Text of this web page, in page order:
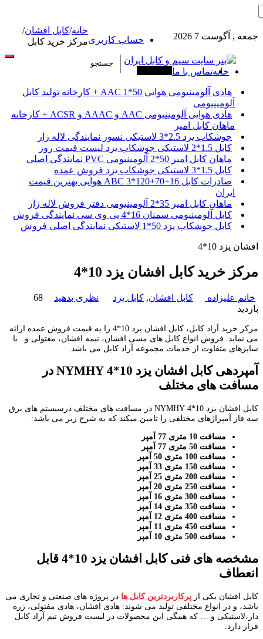
جمعه , آگوست 7 2026 حساب کاربری
خانهتماس با ما
هادی آلومینیومی هوایی 50*1 AAC + کارخانه تولید کابل
آلومینیومی
هادی هوایی آلومینیومی AAC و AAAC و ACSR + کارخانه
ماهان کابل امیر
جوشکاب یزد 2.5*3 لاستیکی نسوز نمایندگی لاله زار
کابل 1.5*2 لاستیکی جوشکاب یزد لیست قیمت روز
ماهان کابل امیر 50*2 آلومینیومی PVC نمایندگی اصلی
کابل 1.5*3 لاستیکی جوشکاب یزد فروش عمده
صادرات کابل 16+70+120*3 ABC هوایی بهترین قیمت
ایران
ماهان کابل امیر 35*2 آلومینیومی دفتر فروش لاله زار
کابل آلومینیومی سمنان 16*4 پی وی سی نمایندگی فروش
کابل جوشکاب یزد 50*1 لاستیکی نمایندگی اصلی فروش
خانه/کابل افشان/
مرکز خرید کابل
افشان یزد 10*4
مرکز خرید کابل افشان یزد 10*4
خانم علیزاده کابل افشان, کابل یزد نظری بدهید
68
بازدید
مرکز خرید آراد کابل، کابل افشان یزد 10*4 را به قیمت فروش عمده ارائه
می نماید. فروش انواع کابل های مسی افشان، نیمه افشان، مفتولی و.. با
سایزهای متفاوت از خدمات مجموعه آراد کابل می باشد.
آمپردهی کابل افشان یزد 10*4 NYMHY در
مسافت های مختلف
کابل افشان یزد 10*4 NYMHY در مسافت های مختلف درسیستم های برق
سه فاز آمپراژهای مختلفی را تامین میکند که به شرح زیر می باشد:
مسافت 10 متری 77 آمپر
مسافت 50 متری 77 آمپر
مسافت 100 متری 50 آمپر
مسافت 150 متری 33 آمپر
مسافت 200 متری 25 آمپر
مسافت 250 متری 20 آمپر
مسافت 300 متری 16 آمپر
مسافت 350 متری 14 آمپر
مسافت 400 متری 12 آمپر
مسافت 450 متری 11 آمپر
مسافت 500 متری 10 آمپر
مشخصه های فنی کابل افشان یزد 10*4 قابل
انعطاف
کابل افشان یکی از پرکاربردترین کابل ها در پروژه های صنعتی و تجاری می
باشد، و در انواع مختلفی تولید می شوند: هادی افشان، هادی مفتولی، زره
دار،لاستیکی و … که همگی این محصولات در لیست فروش تیم آراد کابل
قرار دارد.